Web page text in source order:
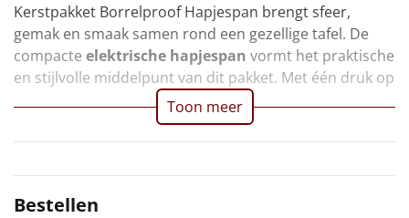
Ideeën
Personeel
Doe het zelf
Particulier
Kerstpakket Borrelproof Hapjespan brengt sfeer,
gemak en smaak samen rond een gezellige tafel. De
compacte elektrische hapjespan vormt het praktische
en stijlvolle middelpunt van dit pakket. Met één druk op
Toon meer
Bestellen